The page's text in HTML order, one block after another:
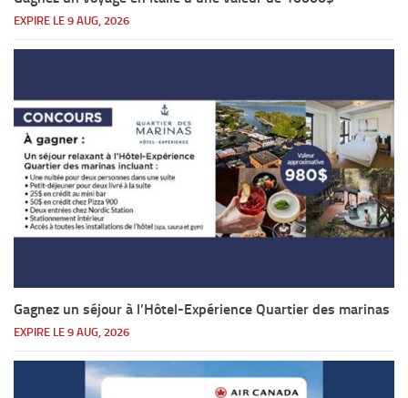
EXPIRE LE 9 AUG, 2026
Gagnez un séjour à l’Hôtel-Expérience Quartier des marinas
EXPIRE LE 9 AUG, 2026